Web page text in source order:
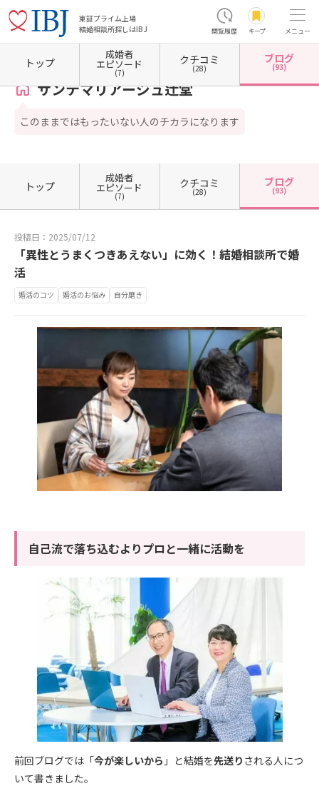
東証プライム上場
結婚相談所探しはIBJ
閲覧履歴 キープ メニュー
ホーム 神奈川県の結婚相談所 神奈川県藤沢市 サンテマリアージュ辻堂 カウンセラー
サンテマリアージュ辻堂
このままではもったいない人のチカラになります
トップ
成婚者
エピソード
(7)
クチコミ
(28)
ブログ
(93)
トップ
成婚者
エピソード
(7)
クチコミ
(28)
ブログ
(93)
投稿日：2025/07/12
「異性とうまくつきあえない」に効く！結婚相談所で婚
活
婚活のコツ 婚活のお悩み 自分磨き
自己流で落ち込むよりプロと一緒に活動を
前回ブログでは「今が楽しいから 」と結婚を先送り される人につ
いて書きました。